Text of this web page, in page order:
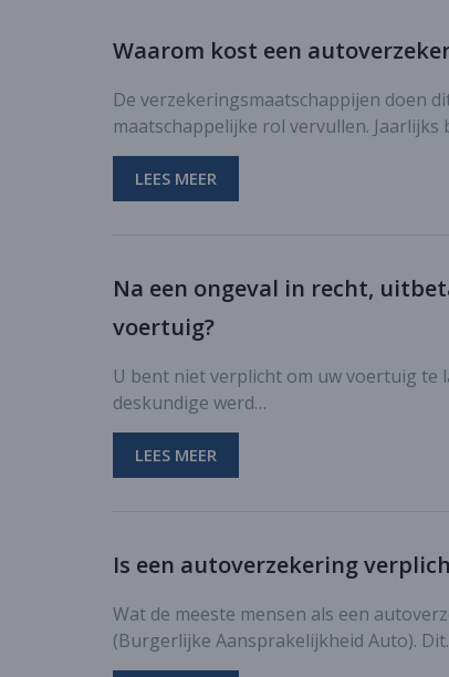
Waarom kost een
De verzekeringsmaatschappijen doen
maatschappelijke rol vervullen.
LEES MEER
Na een ongeval in recht,
voertuig?
U bent niet verplicht om uw voertuig te
deskundige werd…
LEES MEER
Is een autoverzekering
Wat de meeste mensen als een
(Burgerlijke Aansprakelijkheid Auto).